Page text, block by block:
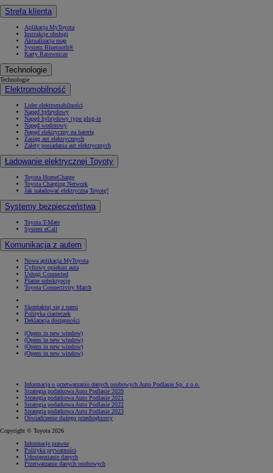
Strefa klienta
Aplikacja MyToyota
Instrukcje obsługi
Aktualizacja map
System Bluetooth®
Karty Ratownicze
Technologie
Technologie
Elektromobilność
Lider elektromobilności
Napęd hybrydowy
Napęd hybrydowy typu plug-in
Napęd wodorowy
Napęd elektryczny na baterię
Zasięg aut elektrycznych
Zalety posiadania aut elektrycznych
Ładowanie elektrycznej Toyoty
Toyota HomeCharge
Toyota Charging Network
Jak naładować elektryczną Toyotę?
Systemy bezpieczeństwa
Toyota T-Mate
System eCall
Komunikacja z autem
Nowa aplikacja MyToyota
Cyfrowy opiekun auta
Usługi Connected
Płatne subskrypcje
Toyota Connectivity Match
Skontaktuj się z nami
Polityka ciasteczek
Deklaracja dostępności
(Opens in new window)
(Opens in new window)
(Opens in new window)
(Opens in new window)
Informacja o przetwarzaniu danych osobowych Auto Podlasie Sp. z o.o.
Strategia podatkowa Auto Podlasie 2020
Strategia podatkowa Auto Podlasie 2021
Strategia podatkowa Auto Podlasie 2022
Strategia podatkowa Auto Podlasie 2023
Oświadczenie dużego przedsiębiorcy
Copyright © Toyota 2026
Informacje prawne
Polityka prywatności
Udostępnianie danych
Przetwarzanie danych osobowych